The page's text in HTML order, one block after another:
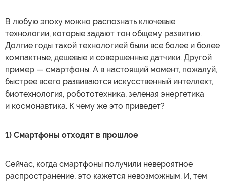
В любую эпоху можно распознать ключевые
технологии, которые задают тон общему развитию.
Долгие годы такой технологией были все более и более
компактные, дешевые и совершенные датчики. Другой
пример — смартфоны. А в настоящий момент, пожалуй,
быстрее всего развиваются искусственный интеллект,
биотехнология, робототехника, зеленая энергетика
и космонавтика. К чему же это приведет?
1) Смартфоны отходят в прошлое
Сейчас, когда смартфоны получили невероятное
распространение, это кажется невозможным. И, тем